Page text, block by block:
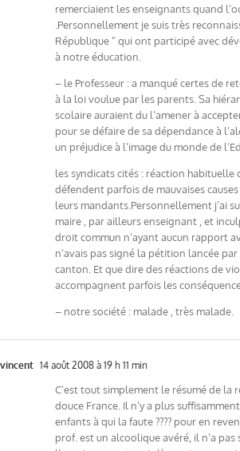
remerciaient les enseignants quand
.Personnellement je suis très
République " qui ont participé avec
à notre éducation.
– le Professeur : a manqué certes de
à la loi voulue par les parents. Sa
scolaire auraient du l’amener à
pour se défaire de sa dépendance à
un préjudice à l’image du monde de
les syndicats cités : réaction habituelle
défendent parfois de mauvaises
leurs mandants.Personnellement j’ai
maire , par ailleurs enseignant , et
droit commun n’ayant aucun rapport
n’avais pas signé la pétition lancée
canton. Et que dire des réactions de
accompagnent parfois les
– notre société : malade , très malade.
vincent 14 août 2008 à 19 h 11 min
C’est tout simplement le résumé de la
douce France. Il n’y a plus
enfants à qui la faute ???? pour en
prof. est un alcoolique avéré, il n’a pas